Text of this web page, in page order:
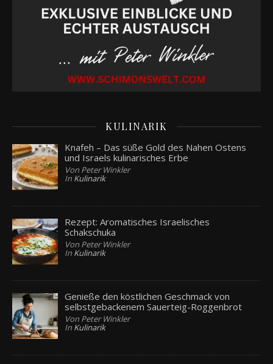
KULINARIK
Knafeh – Das süße Gold des Nahen Ostens
und Israels kulinarisches Erbe
Von Peter Winkler
In Kulinarik
Rezept: Aromatisches Israelisches
Schakschuka
Von Peter Winkler
In Kulinarik
Genieße den köstlichen Geschmack von
selbstgebackenem Sauerteig-Roggenbrot
Von Peter Winkler
In Kulinarik